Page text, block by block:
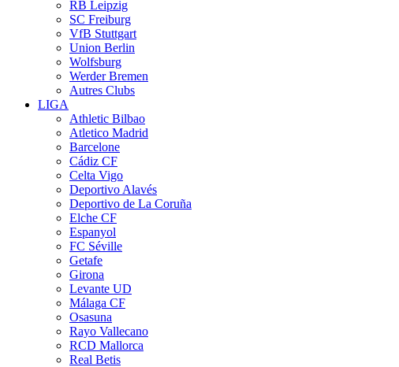
RB Leipzig
SC Freiburg
VfB Stuttgart
Union Berlin
Wolfsburg
Werder Bremen
Autres Clubs
LIGA
Athletic Bilbao
Atletico Madrid
Barcelone
Cádiz CF
Celta Vigo
Deportivo Alavés
Deportivo de La Coruña
Elche CF
Espanyol
FC Séville
Getafe
Girona
Levante UD
Málaga CF
Osasuna
Rayo Vallecano
RCD Mallorca
Real Betis